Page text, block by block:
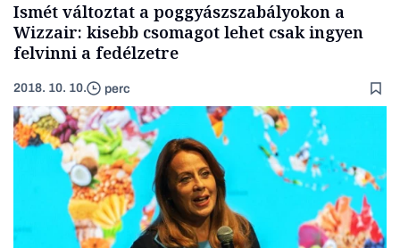
Ismét változtat a poggyászszabályokon a
Wizzair: kisebb csomagot lehet csak ingyen
felvinni a fedélzetre
2018. 10. 10. perc